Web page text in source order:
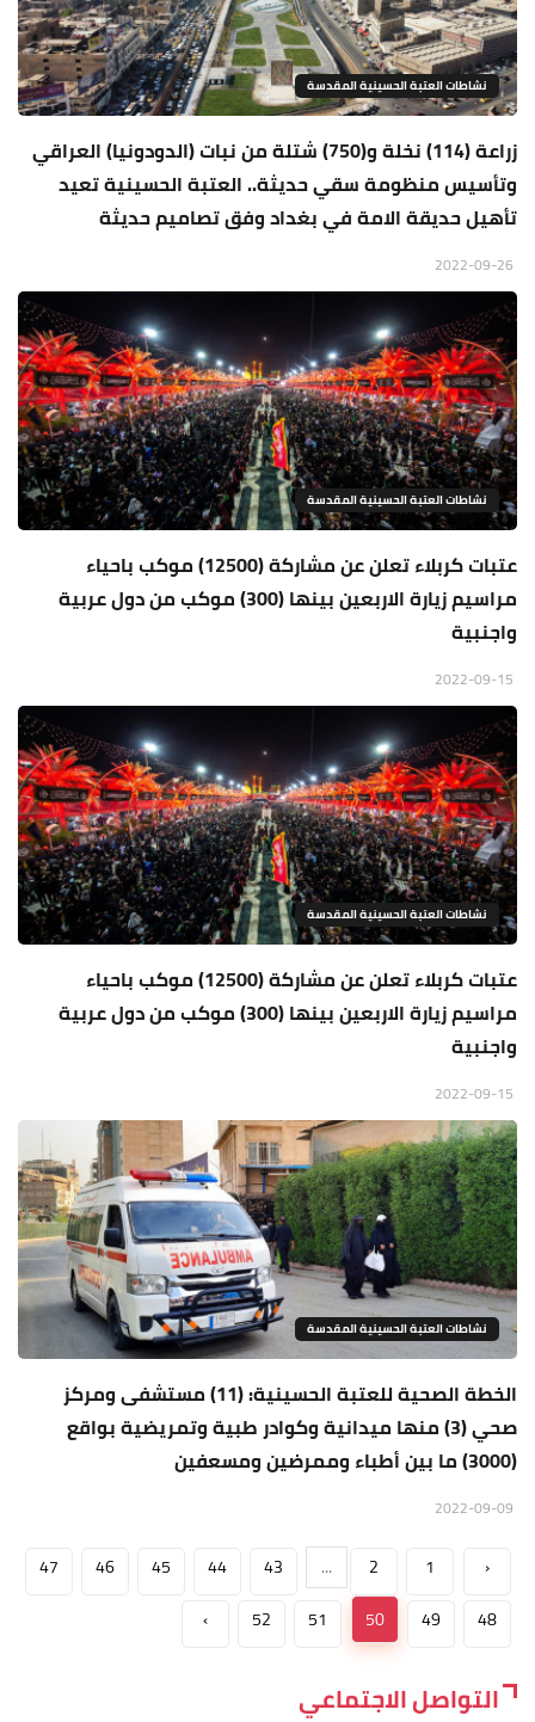
نشاطات العتبة الحسينية المقدسة
زراعة (114) نخلة و(750) شتلة من نبات (الدودونيا) العراقي
وتأسيس منظومة سقي حديثة.. العتبة الحسينية تعيد
تأهيل حديقة الامة في بغداد وفق تصاميم حديثة
نشاطات العتبة الحسينية المقدسة
عتبات كربلاء تعلن عن مشاركة (12500) موكب باحياء
مراسيم زيارة الاربعين بينها (300) موكب من دول عربية
واجنبية
نشاطات العتبة الحسينية المقدسة
عتبات كربلاء تعلن عن مشاركة (12500) موكب باحياء
مراسيم زيارة الاربعين بينها (300) موكب من دول عربية
واجنبية
نشاطات العتبة الحسينية المقدسة
الخطة الصحية للعتبة الحسينية: (11) مستشفى ومركز
صحي (3) منها ميدانية وكوادر طبية وتمريضية بواقع
(3000) ما بين أطباء وممرضين ومسعفين
‹
1
2
...
43
44
45
46
47
48
49
50
51
52
›
التواصل الاجتماعي